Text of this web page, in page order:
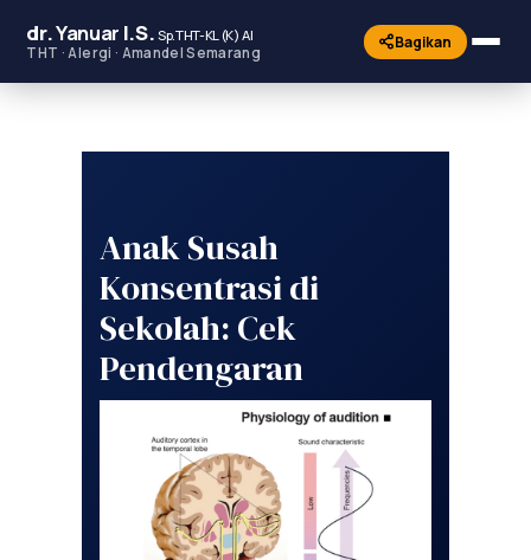
dr.Yanuar I.S.Sp.THT-KL (K) AI
THT · Alergi · Amandel Semarang
Bagikan
Anak Susah
Konsentrasi di
Sekolah: Cek
Pendengaran